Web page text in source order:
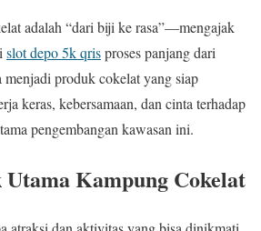
adalah “dari biji ke rasa”—mengajak
slot depo 5k qrisproses panjang dari
produk cokelat yang siap
keras, kebersamaan, dan cinta terhadap
pengembangan kawasan ini.
Kampung Cokelat